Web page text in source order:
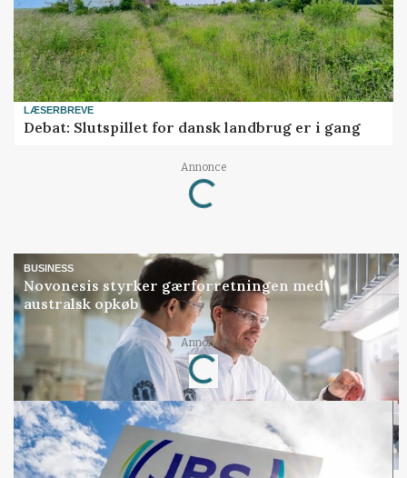
LÆSERBREVE
Debat: Slutspillet for dansk landbrug er i gang
Annonce
Loading...
BUSINESS
Novonesis styrker gærforretningen med
australsk opkøb
Annonce
Loading...